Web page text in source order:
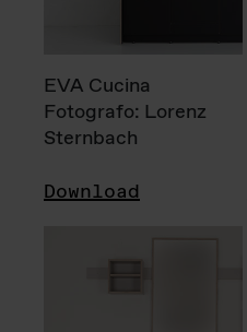
EVA Cucina
Fotografo: Lorenz
Sternbach
Download